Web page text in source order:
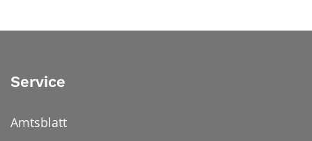
Service
Amtsblatt